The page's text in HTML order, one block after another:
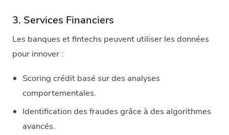
3. Services Financiers
Les banques et fintechs peuvent utiliser les données
pour innover :
Scoring crédit basé sur des analyses
comportementales.
Identification des fraudes grâce à des algorithmes
avancés.